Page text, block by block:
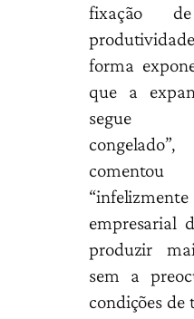
fixação
forma
que a
segue
empresarial
produzir
sem a
condições de